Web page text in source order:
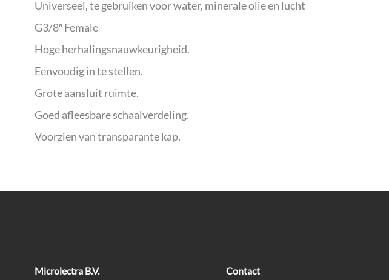
Universeel, te gebruiken voor water, minerale olie en lucht
G3/8″ Female
Hoge herhalingsnauwkeurigheid.
Eenvoudig in te stellen.
Grote aansluit ruimte.
Goed afleesbare schaalverdeling.
Voorzien van transparante kap.
Microlectra B.V. Contact